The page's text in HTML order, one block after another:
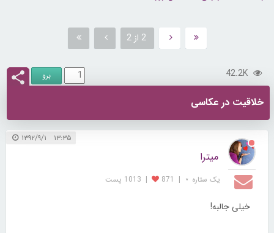
2 از 2
42.2K
خلاقیت در عکاسی
۱۳:۳۵ ۱۳۹۲/۹/۱
میترا
یک ستاره ⋆ |
871
| 1013 پست
خیلی جالبه!